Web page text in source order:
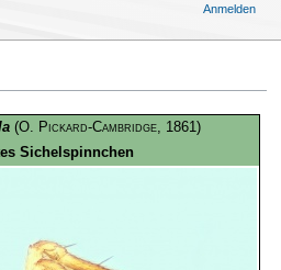
(O. Pickard-Cambridge, 1861)
Sichelspinnchen
Anmelden